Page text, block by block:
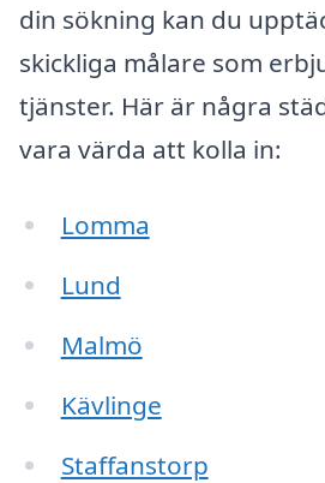
din sökning kan du
skickliga målare som
tjänster. Här är några
vara värda att kolla in:
Lomma
Lund
Malmö
Kävlinge
Staffanstorp